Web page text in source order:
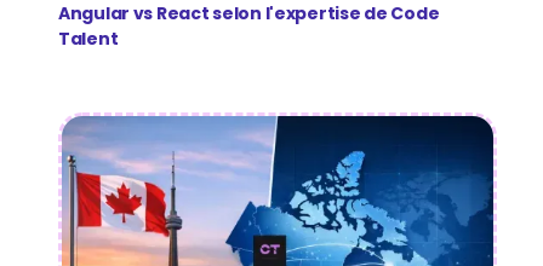
Angular vs React selon l'expertise de Code
Talent